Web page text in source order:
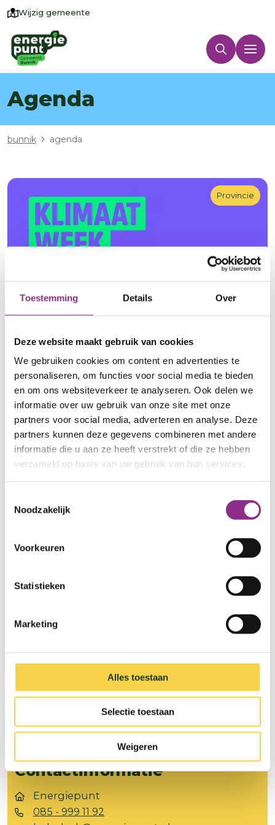
Toestemming Details Over
Deze website maakt gebruik van cookies
We gebruiken cookies om content en advertenties te
personaliseren, om functies voor social media te bieden
en om ons websiteverkeer te analyseren. Ook delen we
informatie over uw gebruik van onze site met onze
partners voor social media, adverteren en analyse. Deze
partners kunnen deze gegevens combineren met andere
informatie die u aan ze heeft verstrekt of die ze hebben
verzameld op basis van uw gebruik van hun services.
Noodzakelijk
Voorkeuren
Statistieken
Marketing
Alles toestaan
Selectie toestaan
Weigeren
Wijzig gemeente
Agenda
Kruimelpad
bunnik agenda
Klimaatweek
Van 2 t/m 8 november 2026 barst de zesde editie
van de Klimaatweek los.
Datum
2 t/m 8 november 2026
Check of jouw gemeente meedoet!
Lees meerover Klimaatweek
Provincie
Snel naar
Over het Energiepunt
Aanmelden
Contactinformatie
Energiepunt
085 - 999 11 92